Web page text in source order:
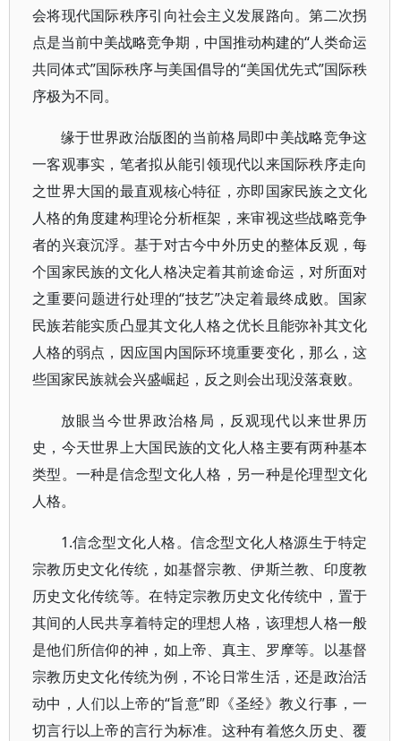
会将现代国际秩序引向社会主义发展路向。第二次拐
点是当前中美战略竞争期，中国推动构建的“人类命运
共同体式”国际秩序与美国倡导的“美国优先式”国际秩
序极为不同。
缘于世界政治版图的当前格局即中美战略竞争这
一客观事实，笔者拟从能引领现代以来国际秩序走向
之世界大国的最直观核心特征，亦即国家民族之文化
人格的角度建构理论分析框架，来审视这些战略竞争
者的兴衰沉浮。基于对古今中外历史的整体反观，每
个国家民族的文化人格决定着其前途命运，对所面对
之重要问题进行处理的“技艺”决定着最终成败。国家
民族若能实质凸显其文化人格之优长且能弥补其文化
人格的弱点，因应国内国际环境重要变化，那么，这
些国家民族就会兴盛崛起，反之则会出现没落衰败。
放眼当今世界政治格局，反观现代以来世界历
史，今天世界上大国民族的文化人格主要有两种基本
类型。一种是信念型文化人格，另一种是伦理型文化
人格。
1.信念型文化人格。信念型文化人格源生于特定
宗教历史文化传统，如基督宗教、伊斯兰教、印度教
历史文化传统等。在特定宗教历史文化传统中，置于
其间的人民共享着特定的理想人格，该理想人格一般
是他们所信仰的神，如上帝、真主、罗摩等。以基督
宗教历史文化传统为例，不论日常生活，还是政治活
动中，人们以上帝的“旨意”即《圣经》教义行事，一
切言行以上帝的言行为标准。这种有着悠久历史、覆